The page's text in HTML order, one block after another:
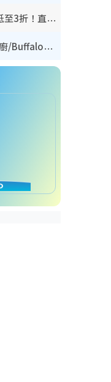
開倉優惠｜馬拉松開倉低至3折！直擊$99起買adidas／New Balance／Puma鞋款 STANLEY保溫杯劈價至$119起
廚具優惠｜普樂氏/意美廚/Buffalo廚具低至3折！$89起買煎鍋／炒鑊／個人鍋 同場小家電激減至$99起